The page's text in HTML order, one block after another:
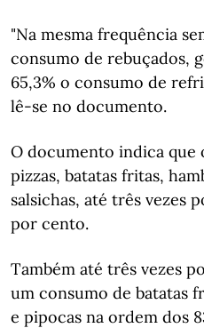
"Na mesma frequência
consumo de rebuçados,
65,3% o consumo de
lê-se no documento.
O documento indica que
pizzas, batatas fritas,
salsichas, até três vezes
por cento.
Também até três vezes
um consumo de batatas
e pipocas na ordem dos